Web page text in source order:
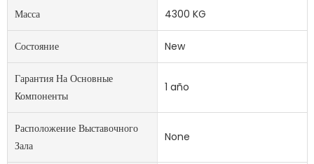
Масса 4300 KG
Состояние New
Гарантия На Основные
Компоненты
1 año
Расположение Выставочного
Зала
None